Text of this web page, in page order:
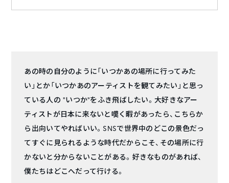
あの時の自分のように「いつかあの場所に行ってみた
い」とか「いつかあのアーティストを観てみたい」と思っ
ている人の “いつか”をふき飛ばしたい。大好きなアー
ティストが日本に来ないと嘆く暇があったら、こちらか
ら出向いてやればいい。SNSで世界中のどこの景色だっ
てすぐに見られるような時代だからこそ、その場所に行
かないと分からないことがある。好きなものがあれば、
僕たちはどこへだって行ける。